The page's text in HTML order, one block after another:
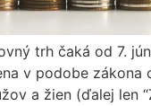
trh čaká od 7.
v podobe zákona
a žien (ďalej len